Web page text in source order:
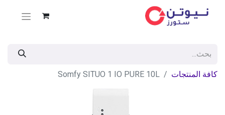
كافة المنتجات Somfy SITUO 1 IO PURE 10L